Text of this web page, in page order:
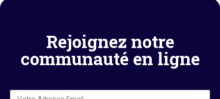
Rejoignez notre
communauté en ligne